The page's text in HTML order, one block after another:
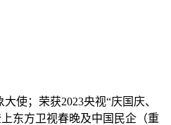
使；荣获2023央视“庆国庆、
东方卫视春晚及中国民企（重